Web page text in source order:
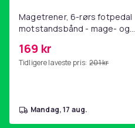
Magetrener, 6-rørs fotpedal
motstandsbånd - mage- og
hjemmegymnastikk Pink
169 kr
Tidligere laveste pris: 201 kr
mandag, 17 aug.